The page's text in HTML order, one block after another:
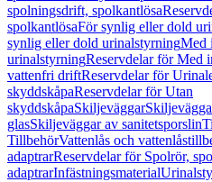
spolningsdrift, spolkantlösa
spolkantlösaFör synlig eller dold
synlig eller dold urinalstyrningMed
urinalstyrningReservdelar för Med
vattenfri driftReservdelar för
skyddskåpaReservdelar för Utan
skyddskåpaSkiljeväggar
glasSkiljeväggar av sanitetsporslin
TillbehörVattenlås och
adaptrarReservdelar för Spolrör,
adaptrarInfästningsmaterial